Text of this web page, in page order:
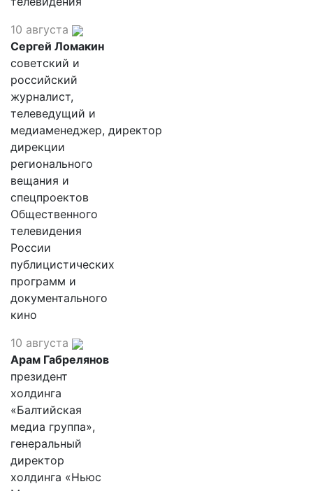
10 августа
Сергей Ломакин
советский и
российский
журналист,
телеведущий и
медиаменеджер, директор
дирекции
регионального
вещания и
спецпроектов
Общественного
телевидения
России
публицистических
программ и
документального
кино
10 августа
Арам Габрелянов
президент
холдинга
«Балтийская
медиа группа»,
генеральный
директор
холдинга «Ньюс